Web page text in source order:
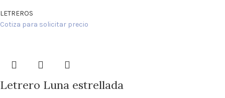
LETREROS
Cotiza para solicitar precio
Letrero Luna estrellada